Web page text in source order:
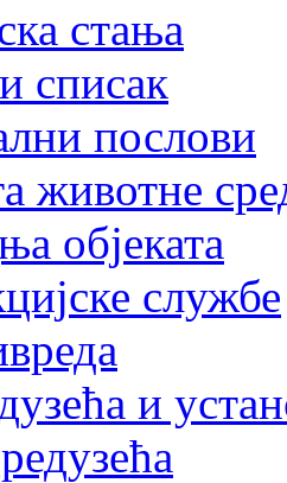
стања
списак
послови
животне
објеката
службе
и